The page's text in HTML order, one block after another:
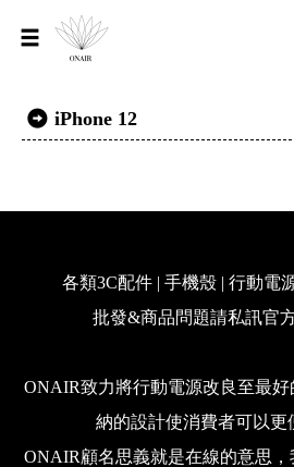
iPhone 12
各類3C配件 | 手機殼 | 行動電
批發&商品問題請私訊官
ONAIR致力將行動電源改良至最
納的設計使消費者可以更
ONAIR顧名思義就是在線的意思